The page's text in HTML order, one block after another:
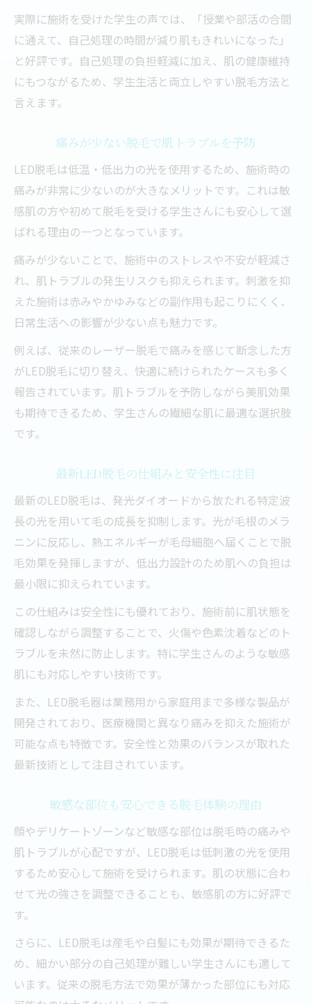
脱毛効果やデメリットを徹底解説
LED脱毛の効果とメリットを詳しく解説
聞いて安心LED脱毛のデメリット対策
LED脱毛と他の脱毛法の違いと比較
産毛や白髪にも対応する新しい脱毛技術
LED脱毛は産毛や白髪にも効果を発揮
新技術による脱毛の幅広い対応力
産毛や白髪処理で美肌を目指す方法
LED脱毛で難しい部位もきれいにケア
産毛・白髪対策にLED脱毛が選ばれる理由
LED脱毛を試した学生のリアルな体験談
実際に感じた痛みや施術後の感想紹介
自己処理が減るLED脱毛の実感ポイント
LED脱毛のメリットとデメリット実体験
実際に施術を受けた学生の声では、「授業や部活の合間
に通えて、自己処理の時間が減り肌もきれいになった」
と好評です。自己処理の負担軽減に加え、肌の健康維持
にもつながるため、学生生活と両立しやすい脱毛方法と
言えます。
痛みが少ない脱毛で肌トラブルを予防
LED脱毛は低温・低出力の光を使用するため、施術時の
痛みが非常に少ないのが大きなメリットです。これは敏
感肌の方や初めて脱毛を受ける学生さんにも安心して選
ばれる理由の一つとなっています。
痛みが少ないことで、施術中のストレスや不安が軽減さ
れ、肌トラブルの発生リスクも抑えられます。刺激を抑
えた施術は赤みやかゆみなどの副作用も起こりにくく、
日常生活への影響が少ない点も魅力です。
例えば、従来のレーザー脱毛で痛みを感じて断念した方
がLED脱毛に切り替え、快適に続けられたケースも多く
報告されています。肌トラブルを予防しながら美肌効果
も期待できるため、学生さんの繊細な肌に最適な選択肢
です。
最新LED脱毛の仕組みと安全性に注目
最新のLED脱毛は、発光ダイオードから放たれる特定波
長の光を用いて毛の成長を抑制します。光が毛根のメラ
ニンに反応し、熱エネルギーが毛母細胞へ届くことで脱
毛効果を発揮しますが、低出力設計のため肌への負担は
最小限に抑えられています。
この仕組みは安全性にも優れており、施術前に肌状態を
確認しながら調整することで、火傷や色素沈着などのト
ラブルを未然に防止します。特に学生さんのような敏感
肌にも対応しやすい技術です。
また、LED脱毛器は業務用から家庭用まで多様な製品が
開発されており、医療機関と異なり痛みを抑えた施術が
可能な点も特徴です。安全性と効果のバランスが取れた
最新技術として注目されています。
敏感な部位も安心できる脱毛体験の理由
顔やデリケートゾーンなど敏感な部位は脱毛時の痛みや
肌トラブルが心配ですが、LED脱毛は低刺激の光を使用
するため安心して施術を受けられます。肌の状態に合わ
せて光の強さを調整できることも、敏感肌の方に好評で
す。
さらに、LED脱毛は産毛や白髪にも効果が期待できるた
め、細かい部分の自己処理が難しい学生さんにも適して
います。従来の脱毛方法で効果が薄かった部位にも対応